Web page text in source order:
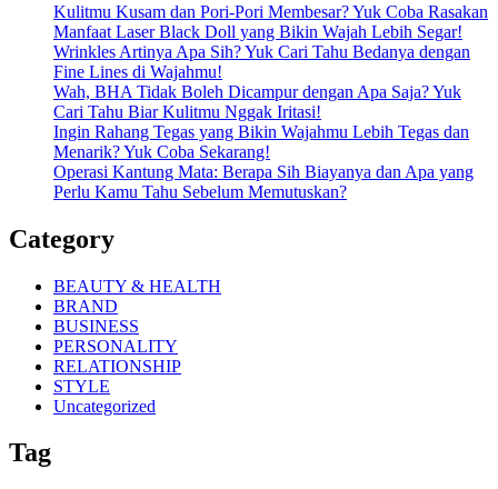
Kulitmu Kusam dan Pori-Pori Membesar? Yuk Coba Rasakan
Manfaat Laser Black Doll yang Bikin Wajah Lebih Segar!
Wrinkles Artinya Apa Sih? Yuk Cari Tahu Bedanya dengan
Fine Lines di Wajahmu!
Wah, BHA Tidak Boleh Dicampur dengan Apa Saja? Yuk
Cari Tahu Biar Kulitmu Nggak Iritasi!
Ingin Rahang Tegas yang Bikin Wajahmu Lebih Tegas dan
Menarik? Yuk Coba Sekarang!
Operasi Kantung Mata: Berapa Sih Biayanya dan Apa yang
Perlu Kamu Tahu Sebelum Memutuskan?
Category
BEAUTY & HEALTH
BRAND
BUSINESS
PERSONALITY
RELATIONSHIP
STYLE
Uncategorized
Tag